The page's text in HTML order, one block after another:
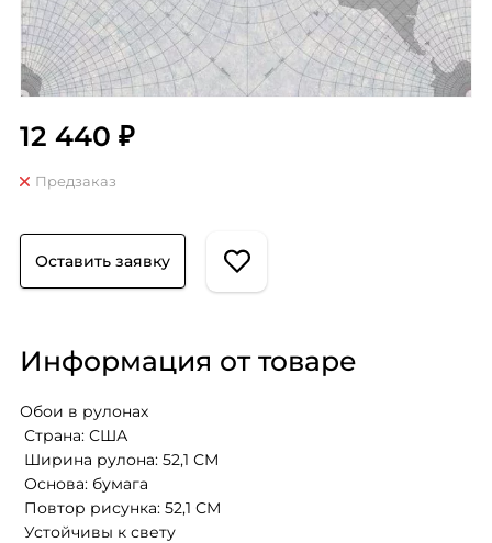
12 440 ₽
Предзаказ
Оставить заявку
Информация от товаре
Обои в рулонах
Страна: США
Ширина рулона: 52,1 СМ
Основа: бумага
Повтор рисунка: 52,1 СМ
Устойчивы к свету